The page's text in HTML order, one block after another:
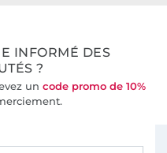
INFORMÉ DES
?
un code promo de 10%